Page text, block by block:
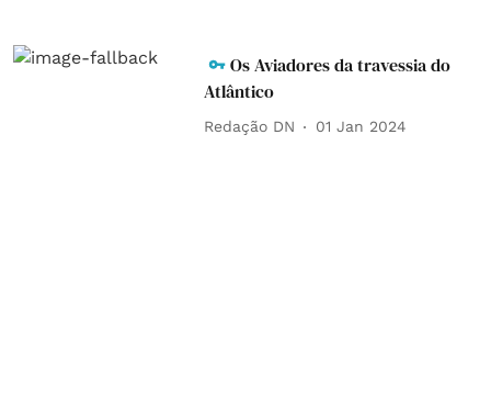
Os Aviadores da travessia do
Atlântico
Redação DN 01 Jan 2024